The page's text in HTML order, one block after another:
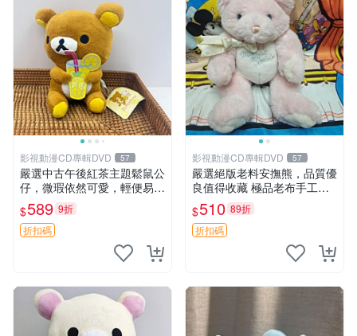
影視動漫CD專輯DVD 57
嚴選中古午後紅茶主題鬆鼠公
仔，微瑕依然可愛，輕便易運
送 二手收藏推薦 工廠直營 快
遞到府 中古 玩偶 公仔
$589 9折
折扣碼
影視動漫CD專輯DVD 57
嚴選絕版老料安撫熊，品質優
良值得收藏 極品老布手工安
撫搖鈴玩具，適合哄睡寶貝
超柔老料搖鈴熊，專為孩子設
計的安心伴護 推薦絕版老布
製工藝搖鈴熊，可當作童
$510 89折
折扣碼